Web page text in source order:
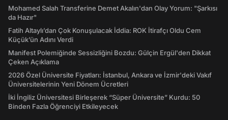
Mohamed Salah Transferine Demet Akalın'dan Olay Yorum: "Şarkısı
da Hazır"
Fatih Altaylı’dan Çok Konuşulacak İddia: ROK İtirafçı Oldu Cem
Küçük’ün Adını Verdi
Manifest Polemiğinde Sessizliğini Bozdu: Gülçin Ergül'den Dikkat
Çeken Açıklama
2026 Özel Üniversite Fiyatları: İstanbul, Ankara ve İzmir'deki Vakıf
Üniversitelerinin Yeni Dönem Ücretleri
İki İngiliz Üniversitesi Birleşerek “Süper Üniversite” Kurdu: 50
Binden Fazla Öğrenciyi Etkileyecek